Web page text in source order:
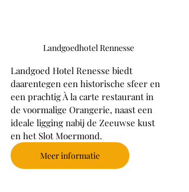
Landgoedhotel Rennesse
Landgoed Hotel Renesse biedt
daarentegen een historische sfeer en
een prachtig À la carte restaurant in
de voormalige Orangerie, naast een
ideale ligging nabij de Zeeuwse kust
en het Slot Moermond.
Meer informatie